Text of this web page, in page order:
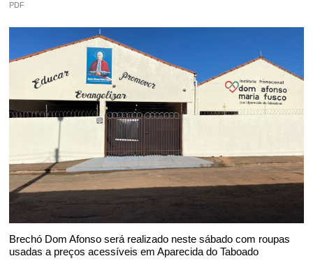
PDF
Brechó Dom Afonso será realizado neste sábado com roupas
usadas a preços acessíveis em Aparecida do Taboado